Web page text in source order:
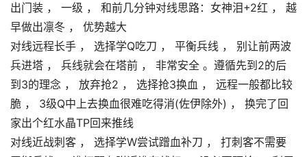
出门装 ， 一级 ， 和前几分钟对线思路：女神泪+2红 ， 越
早做出凛冬 ， 优势越大
对线远程长手 ， 选择学Q吃刀 ， 平衡兵线 ， 别让前两波
兵进塔 ， 兵线就会在塔前 ， 非常安全 。遵循先到2的后
到3的理念 ， 放弃抢2 ， 选择抢3换血 ， 远程一般都比较
脆 ， 3级Q中上去换血很难吃得消(佐伊除外) ， 换完了回
家出个红水晶TP回来推线
对线近战刺客 ， 选择学W尝试蹭血补刀 ， 打刺客不需要